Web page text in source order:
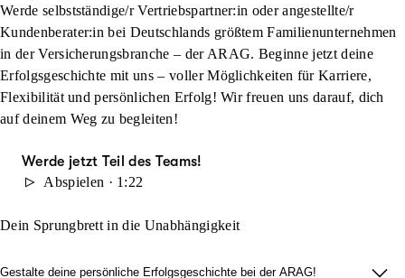
Werde selbstständige/r Vertriebspartner:in oder angestellte/r
Kundenberater:in bei Deutschlands größtem Familienunternehmen
in der Versicherungsbranche – der ARAG. Beginne jetzt deine
Erfolgsgeschichte mit uns – voller Möglichkeiten für Karriere,
Flexibilität und persönlichen Erfolg! Wir freuen uns darauf, dich
auf deinem Weg zu begleiten!
Werde jetzt Teil des Teams!
Abspielen · 1:22
Dein Sprungbrett in die Unabhängigkeit
Gestalte deine persönliche Erfolgsgeschichte bei der ARAG!